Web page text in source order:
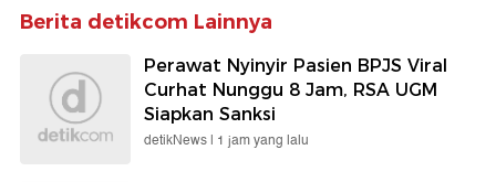
Berita detikcom Lainnya
Perawat Nyinyir Pasien BPJS Viral
Curhat Nunggu 8 Jam, RSA UGM
Siapkan Sanksi
detikNews | 1 jam yang lalu